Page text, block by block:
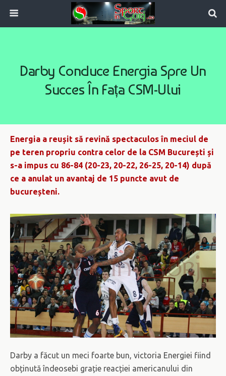
Darby Conduce Energia Spre Un
Succes În Fața CSM-Ului
Energia a reușit să revină spectaculos în meciul de
pe teren propriu contra celor de la CSM București și
s-a impus cu 86-84 (20-23, 20-22, 26-25, 20-14) după
ce a anulat un avantaj de 15 puncte avut de
bucureșteni.
Darby a făcut un meci foarte bun, victoria Energiei fiind
obținută îndeosebi grație reacției americanului din